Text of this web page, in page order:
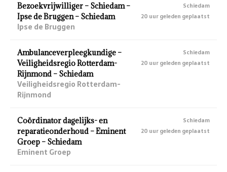
Bezoekvrijwilliger – Schiedam –
Ipse de Bruggen – Schiedam
Ipse de Bruggen
Schiedam
20 uur geleden geplaatst
Ambulanceverpleegkundige –
Veiligheidsregio Rotterdam-
Rijnmond – Schiedam
Veiligheidsregio Rotterdam-
Rijnmond
Schiedam
20 uur geleden geplaatst
Coördinator dagelijks- en
reparatieonderhoud – Eminent
Groep – Schiedam
Eminent Groep
Schiedam
20 uur geleden geplaatst